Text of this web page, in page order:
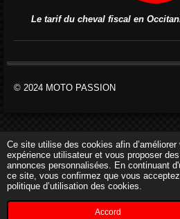
Ce site utilise des cookies afin d’améliorer
expérience utilisateur et vous proposer des
annonces personnalisées. En continuant
ce site, vous confirmez que vous
politique d’utilisation des cookies.
Accord
Le tarif du cheval fiscal en
© 2024 MOTO PASSION